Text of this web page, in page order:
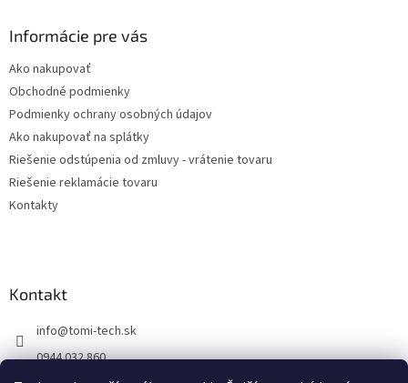
Informácie pre vás
Ako nakupovať
Obchodné podmienky
Podmienky ochrany osobných údajov
Ako nakupovať na splátky
Riešenie odstúpenia od zmluvy - vrátenie tovaru
Riešenie reklamácie tovaru
Kontakty
Kontakt
info@tomi-tech.sk
0944 032 860